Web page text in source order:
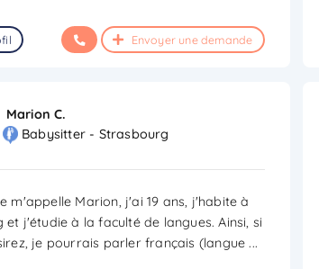
Envoyer une demande
Marion C.
Babysitter - Strasbourg
m'appelle Marion, j'ai 19 ans, j'habite à
et j'étudie à la faculté de langues. Ainsi, si
je pourrais parler français (langue ...